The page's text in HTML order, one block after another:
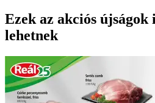
Ezek az akciós újságok
lehetnek